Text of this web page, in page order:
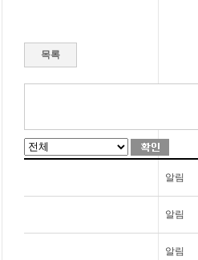
목록
알림
알림
알림